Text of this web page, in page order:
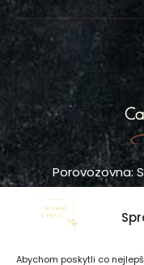
Abychom poskytli co
Porovozovna:
IČO: